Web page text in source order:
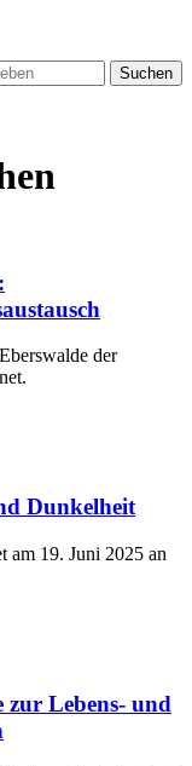
Suchen
der
Dunkelheit
am 19. Juni 2025 an
zur Lebens- und